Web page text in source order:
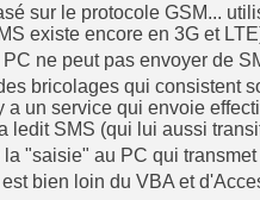
sur le protocole GSM...
existe encore en 3G et
ne peut pas envoyer de
bricolages qui consistent
a un service qui envoie
ledit SMS (qui lui aussi
la "saisie" au PC qui
bien loin du VBA et